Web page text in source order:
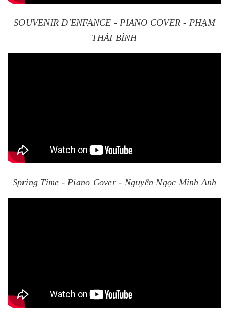
SOUVENIR D'ENFANCE - PIANO COVER - PHẠM
THÁI BÌNH
Spring Time - Piano Cover - Nguyễn Ngọc Minh Anh